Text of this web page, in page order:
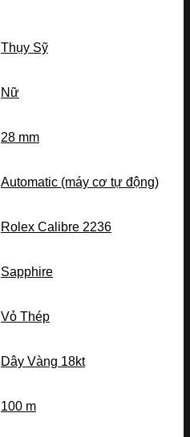
Thụy Sỹ
Nữ
28 mm
Automatic (máy cơ tự động)
Rolex Calibre 2236
Sapphire
Vỏ Thép
Dây Vàng 18kt
100 m